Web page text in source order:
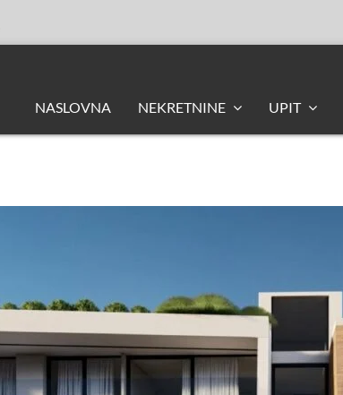
NASLOVNA NEKRETNINE UPIT